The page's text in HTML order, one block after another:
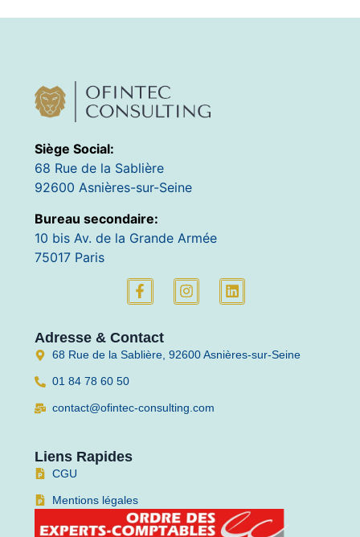
Siège Social:
68 Rue de la Sablière
92600 Asnières-sur-Seine
Bureau secondaire:
10 bis Av. de la Grande Armée
75017 Paris
Adresse & Contact
68 Rue de la Sablière, 92600 Asnières-sur-Seine
01 84 78 60 50
contact@ofintec-consulting.com
Liens Rapides
CGU
Mentions légales